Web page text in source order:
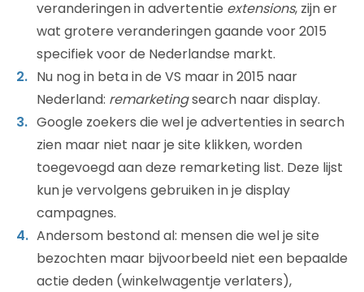
veranderingen in advertentie extensions, zijn er
wat grotere veranderingen gaande voor 2015
specifiek voor de Nederlandse markt.
Nu nog in beta in de VS maar in 2015 naar
Nederland: remarketingsearch naar display.
Google zoekers die wel je advertenties in search
zien maar niet naar je site klikken, worden
toegevoegd aan deze remarketing list. Deze lijst
kun je vervolgens gebruiken in je display
campagnes.
Andersom bestond al: mensen die wel je site
bezochten maar bijvoorbeeld niet een bepaalde
actie deden (winkelwagentje verlaters),